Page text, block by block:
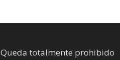
Queda totalmente prohibido